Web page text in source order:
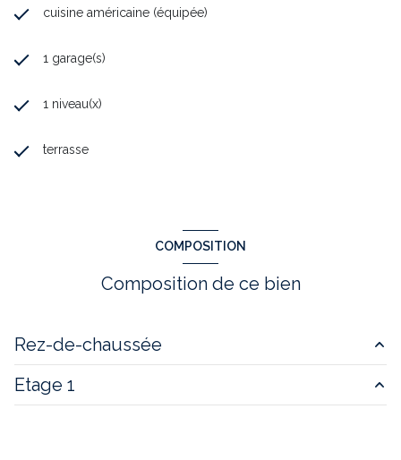
cuisine américaine (équipée)
1 garage(s)
1 niveau(x)
terrasse
COMPOSITION
Composition de ce bien
Rez-de-chaussée
salon/sejour
Etage 1